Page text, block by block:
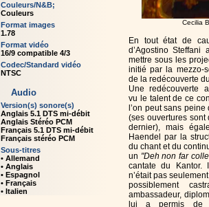
Couleurs/N&B;
Couleurs
Format images
1.78
Format vidéo
16/9 compatible 4/3
Codec/Standard vidéo
NTSC
Audio
Version(s) sonore(s)
Anglais 5.1 DTS mi-débit
Anglais Stéréo PCM
Français 5.1 DTS mi-débit
Français stéréo PCM
Sous-titres
• Allemand
• Anglais
• Espagnol
• Français
• Italien
Cecilia
En tout état de
d’Agostino Steffani
mettre sous les
initié par la mezzo-
de la redécouverte
Une redécouverte
vu le talent de ce
l’on peut sans
(ses ouvertures sont
dernier), mais
Haendel par la
du chant et du
un "Deh non far
cantate du Kantor.
n’était pas
possiblement
ambassadeur,
lui a permis de